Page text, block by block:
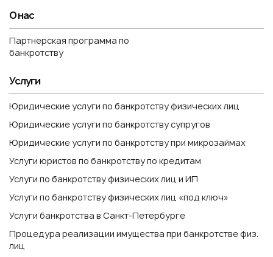
О нас
Партнерская программа по
банкротству
Услуги
Юридические услуги по банкротству физических лиц
Юридические услуги по банкротству супругов
Юридические услуги по банкротству при микрозаймах
Услуги юристов по банкротству по кредитам
Услуги по банкротству физических лиц и ИП
Услуги по банкротству физических лиц «под ключ»
Услуги банкротства в Санкт-Петербурге
Процедура реализации имущества при банкротстве физ.
лиц